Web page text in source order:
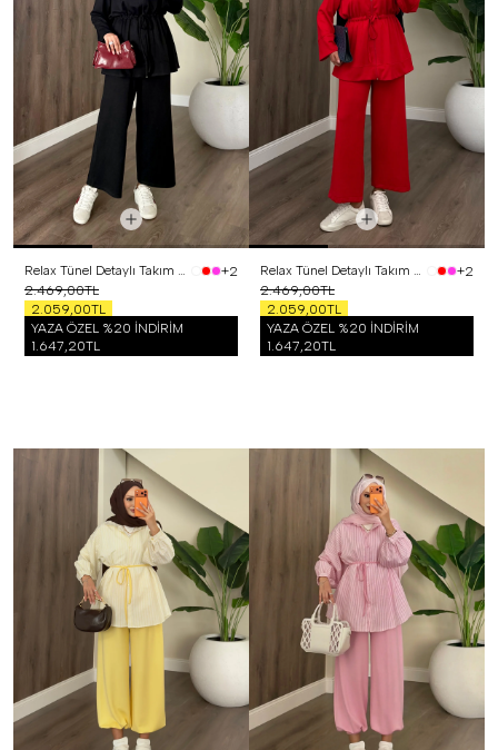
Relax Tünel Detaylı Takım Siyah
+2
2.469,00TL
2.059,00TL
YAZA ÖZEL %20 İNDİRİM
1.647,20TL
Relax Tünel Detaylı Takım Kırmızı
+2
2.469,00TL
2.059,00TL
YAZA ÖZEL %20 İNDİRİM
1.647,20TL